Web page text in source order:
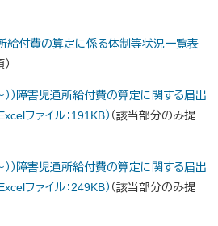
給付費の算定に係る体制等状況一覧表
））障害児通所給付費の算定に関する届出
ファイル：191KB） （該当部分のみ提
））障害児通所給付費の算定に関する届出
ファイル：249KB） （該当部分のみ提